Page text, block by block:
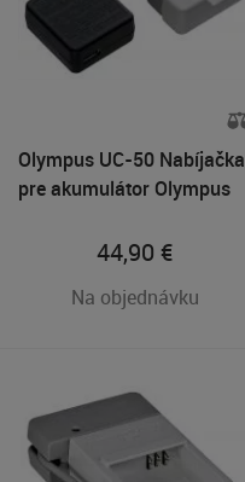
Olympus UC-50 Nabíjačka
pre akumulátor Olympus
44,90 €
Na objednávku